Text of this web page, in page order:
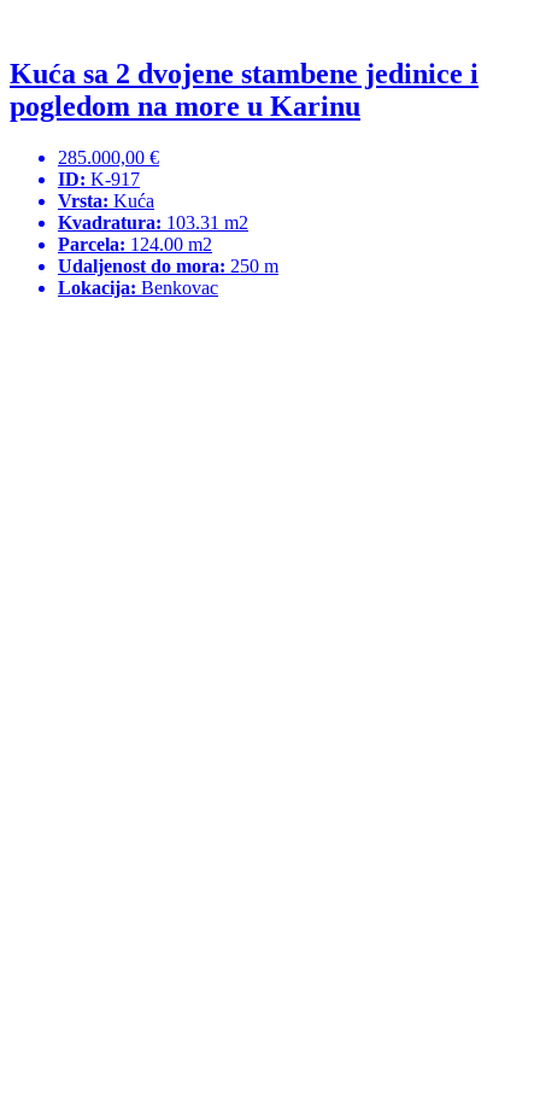
Kuća sa 2 dvojene stambene jedinice i
pogledom na more u Karinu
285.000,00 €
ID: K-917
Vrsta: Kuća
Kvadratura: 103.31 m2
Parcela: 124.00 m2
Udaljenost do mora: 250 m
Lokacija: Benkovac